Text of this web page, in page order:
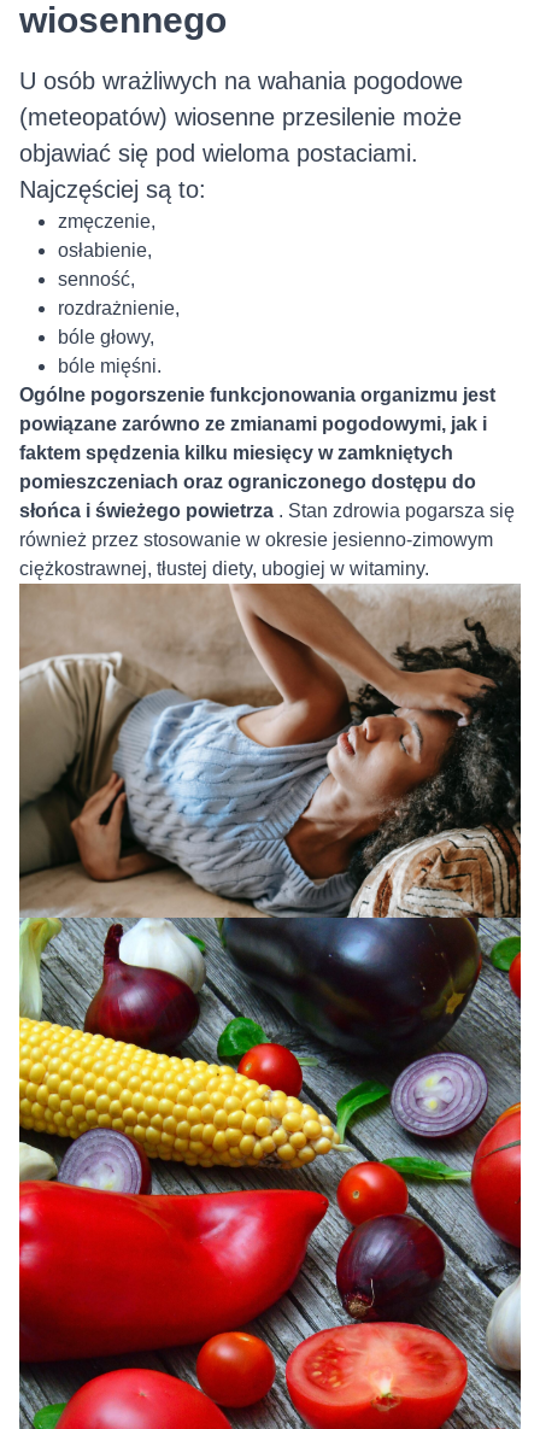
wiosennego
U osób wrażliwych na wahania pogodowe
(meteopatów) wiosenne przesilenie może
objawiać się pod wieloma postaciami.
Najczęściej są to:
zmęczenie,
osłabienie,
senność,
rozdrażnienie,
bóle głowy,
bóle mięśni.
Ogólne pogorszenie funkcjonowania organizmu jest
powiązane zarówno ze zmianami pogodowymi, jak i
faktem spędzenia kilku miesięcy w zamkniętych
pomieszczeniach oraz ograniczonego dostępu do
słońca i świeżego powietrza . Stan zdrowia pogarsza się
również przez stosowanie w okresie jesienno-zimowym
ciężkostrawnej, tłustej diety, ubogiej w witaminy.